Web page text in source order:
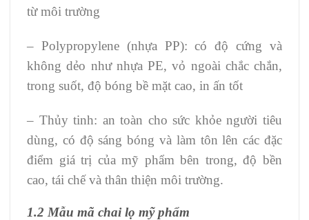
từ môi trường
– Polypropylene (nhựa PP): có độ cứng và
không dẻo như nhựa PE, vỏ ngoài chắc chắn,
trong suốt, độ bóng bề mặt cao, in ấn tốt
– Thủy tinh: an toàn cho sức khỏe người tiêu
dùng, có độ sáng bóng và làm tôn lên các đặc
điểm giá trị của mỹ phẩm bên trong, độ bền
cao, tái chế và thân thiện môi trường.
1.2 Mẫu mã chai lọ mỹ phẩm